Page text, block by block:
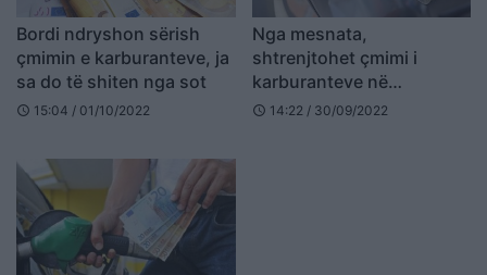
Bordi ndryshon sërish
çmimin e karburanteve, ja
sa do të shiten nga sot
schedule 15:04 / 01/10/2022
Nga mesnata,
shtrenjtohet çmimi i
karburanteve në
Maqedoninë e Veriut
schedule 14:22 / 30/09/2022